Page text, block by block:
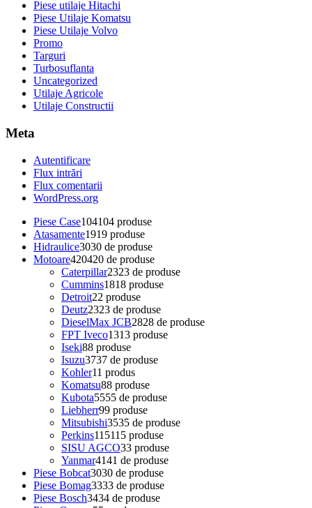
Piese utilaje Hitachi
Piese Utilaje Komatsu
Piese Utilaje Volvo
Promo
Targuri
Turbosuflanta
Uncategorized
Utilaje Agricole
Utilaje Constructii
Meta
Autentificare
Flux intrări
Flux comentarii
WordPress.org
Piese Case104104 produse
Atasamente1919 produse
Hidraulice3030 de produse
Motoare420420 de produse
Caterpillar2323 de produse
Cummins1818 produse
Detroit22 produse
Deutz2323 de produse
DieselMax JCB2828 de produse
FPT Iveco1313 produse
Iseki88 produse
Isuzu3737 de produse
Kohler11 produs
Komatsu88 produse
Kubota5555 de produse
Liebherr99 produse
Mitsubishi3535 de produse
Perkins115115 produse
SISU AGCO33 produse
Yanmar4141 de produse
Piese Bobcat3030 de produse
Piese Bomag3333 de produse
Piese Bosch3434 de produse